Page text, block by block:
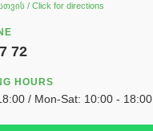
/ Click for directions
72
HOURS
/ Mon-Sat: 10:00 - 18:00